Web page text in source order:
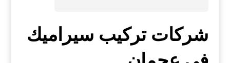
شركات تركيب سيراميك